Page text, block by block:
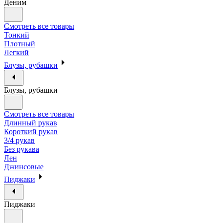
Деним
Смотреть все товары
Тонкий
Плотный
Легкий
Блузы, рубашки
Блузы, рубашки
Смотреть все товары
Длинный рукав
Короткий рукав
3/4 рукав
Без рукава
Лен
Джинсовые
Пиджаки
Пиджаки